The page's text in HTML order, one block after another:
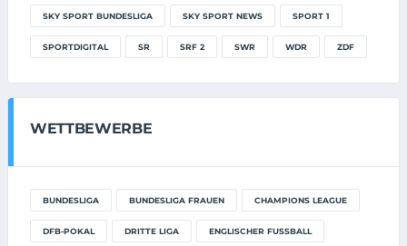
SKY SPORT BUNDESLIGA SKY SPORT NEWS SPORT 1
SPORTDIGITAL SR SRF 2 SWR WDR ZDF
WETTBEWERBE
BUNDESLIGA BUNDESLIGA FRAUEN CHAMPIONS LEAGUE
DFB-POKAL DRITTE LIGA ENGLISCHER FUSSBALL